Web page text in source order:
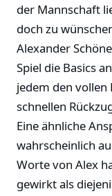
der Mannschaft
doch zu
Alexander
Spiel die Basics
jedem den vollen
schnellen
Eine ähnliche
wahrscheinlich
Worte von Alex
gewirkt als